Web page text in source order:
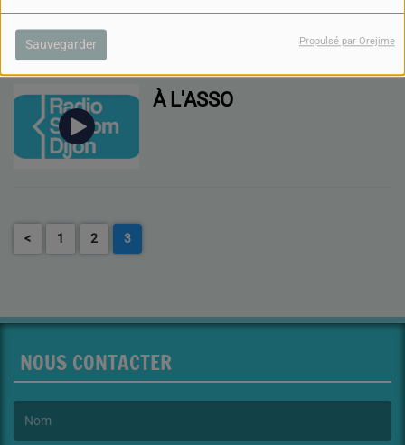
Sauvegarder Propulsé par Orejime
À L'ASSO
< 1 2 3
NOUS CONTACTER